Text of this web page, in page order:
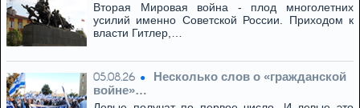
Вторая Мировая война - плод многолетних
усилий именно Советской России. Приходом к
власти Гитлер,…
05.08.26
Несколько слов о «гражданской
войне»…